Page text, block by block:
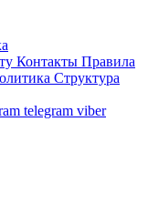
Контакты Правила
Структура
telegram viber